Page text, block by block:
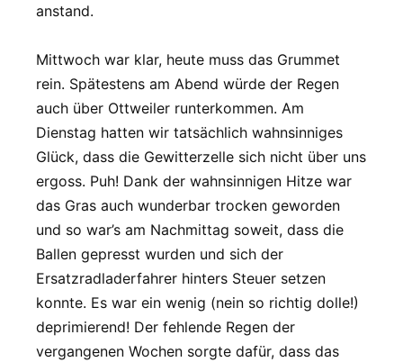
anstand.
Mittwoch war klar, heute muss das Grummet
rein. Spätestens am Abend würde der Regen
auch über Ottweiler runterkommen. Am
Dienstag hatten wir tatsächlich wahnsinniges
Glück, dass die Gewitterzelle sich nicht über uns
ergoss. Puh! Dank der wahnsinnigen Hitze war
das Gras auch wunderbar trocken geworden
und so war’s am Nachmittag soweit, dass die
Ballen gepresst wurden und sich der
Ersatzradladerfahrer hinters Steuer setzen
konnte. Es war ein wenig (nein so richtig dolle!)
deprimierend! Der fehlende Regen der
vergangenen Wochen sorgte dafür, dass das